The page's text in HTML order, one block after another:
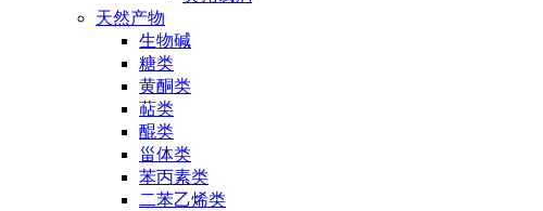
天然产物
生物碱
糖类
黄酮类
萜类
醌类
甾体类
苯丙素类
二苯乙烯类